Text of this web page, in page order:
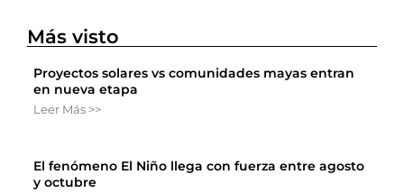
Más visto
Proyectos solares vs comunidades mayas entran
en nueva etapa
Leer Más >>
El fenómeno El Niño llega con fuerza entre agosto
y octubre